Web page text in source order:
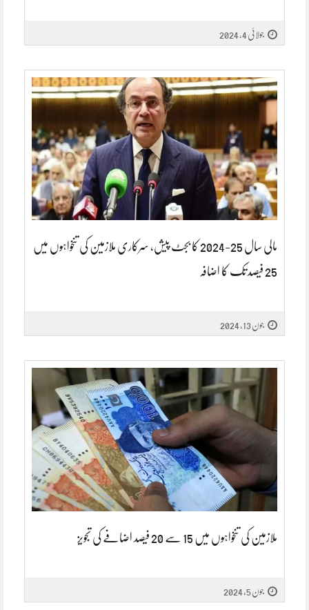
جولائی 4, 2024
مالی سال 25-2024 کا بجٹ پیش، سرکاری ملازمین کی تنخواہوں میں
25 فیصد تک کا اضافہ
جون 13, 2024
ملازمین کی تنخواہوں میں 15 سے 20 فیصد اضافے کی تجویز
جون 5, 2024